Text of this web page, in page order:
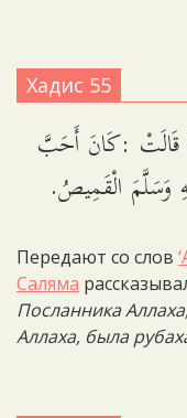
Хадис 55
قَالَتْ :كَانَ أَحَبَّ
وَسَلَّمَ الْقَمِيصُ.
Передают со слов
Саляма
Посланника
Аллаха, была